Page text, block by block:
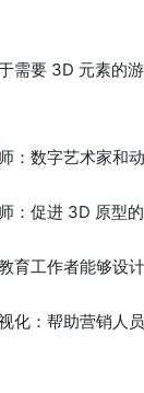
需要 3D 元素的
：数字艺术家和
：促进 3D 原型的
育工作者能够设
化：帮助营销人